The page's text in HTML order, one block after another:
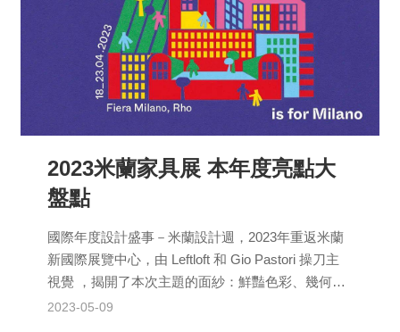
2023米蘭家具展 本年度亮點大
盤點
國際年度設計盛事－米蘭設計週，2023年重返米蘭
新國際展覽中心，由 Leftloft 和 Gio Pastori 操刀主
視覺 ，揭開了本次主題的面紗：鮮豔色彩、幾何和
超流行。這一場具影響力的文化...
2023-05-09